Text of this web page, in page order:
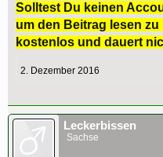
Solltest Du keinen
um den Beitrag lesen
kostenlos und dauert
2. Dezember 2016
Leckerbissen
Sachse